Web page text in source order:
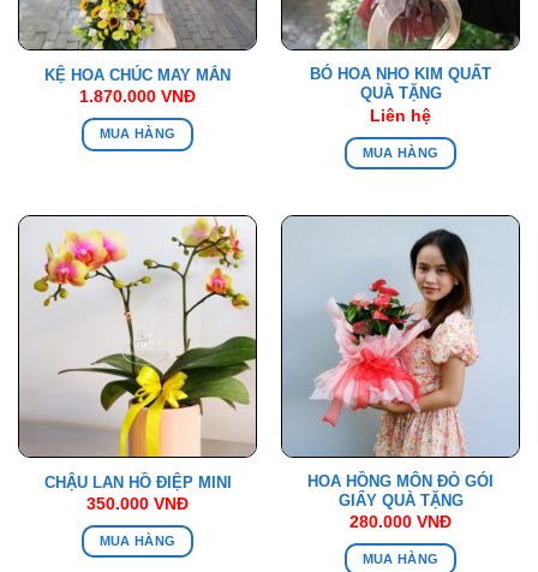
KỆ HOA CHÚC MAY MẮN
1.870.000 VNĐ
MUA HÀNG
BÓ HOA NHO KIM QUẤT
QUÀ TẶNG
Liên hệ
MUA HÀNG
CHẬU LAN HỒ ĐIỆP MINI
350.000 VNĐ
MUA HÀNG
HOA HỒNG MÔN ĐỎ GÓI
GIẤY QUÀ TẶNG
280.000 VNĐ
MUA HÀNG